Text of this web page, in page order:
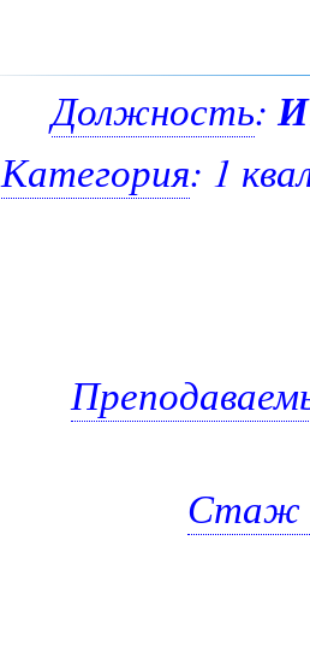
Должность:
Категория: 1
Стаж